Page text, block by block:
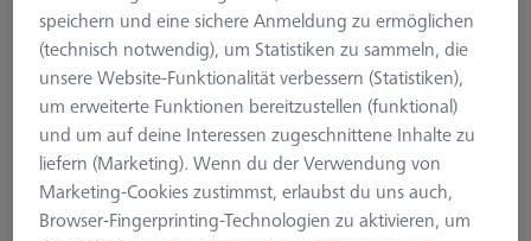
speichern und eine sichere Anmeldung zu ermöglichen
(technisch notwendig), um Statistiken zu sammeln, die
unsere Website-Funktionalität verbessern (Statistiken),
um erweiterte Funktionen bereitzustellen (funktional)
und um auf deine Interessen zugeschnittene Inhalte zu
liefern (Marketing). Wenn du der Verwendung von
Marketing-Cookies zustimmst, erlaubst du uns auch,
Browser-Fingerprinting-Technologien zu aktivieren, um